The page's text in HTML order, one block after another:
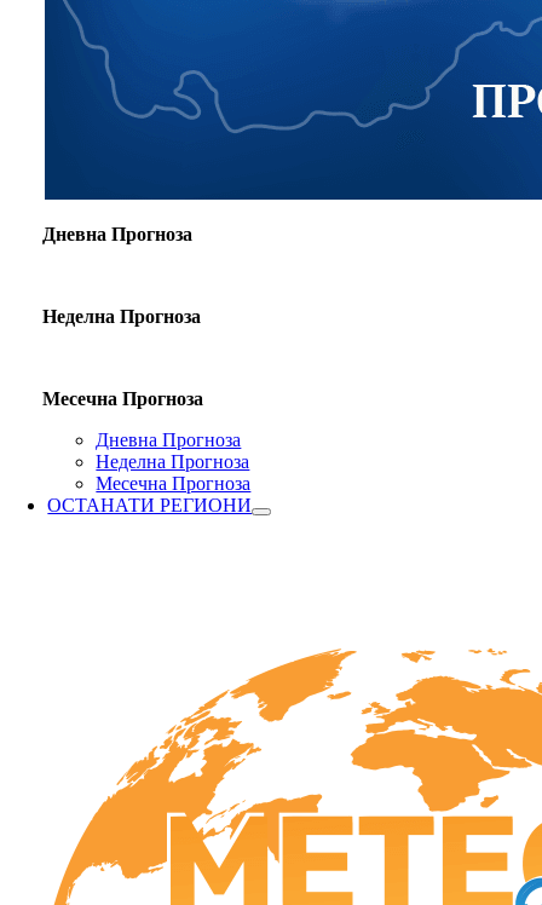
Дневна Прогноза
Неделна Прогноза
Месечна Прогноза
Дневна Прогноза
Неделна Прогноза
Месечна Прогноза
ОСТАНАТИ РЕГИОНИ